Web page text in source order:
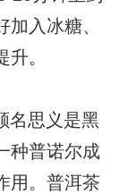
入冰糖、
。
名思义是黑
种普诺尔成
用。普洱茶